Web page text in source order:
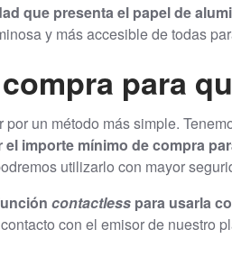
que presenta el papel de
y más accesible de todas
para
un método más simple.
el importe mínimo de compra
utilizarlo con mayor
contactless para usarla
con el emisor de nuestro